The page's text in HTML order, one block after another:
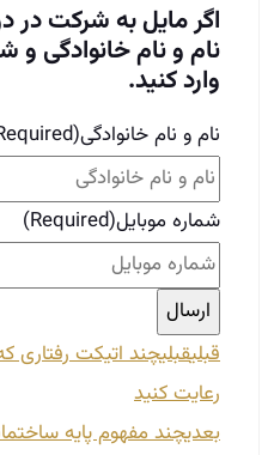
اگر مایل به شرکت در
نام و نام خانوادگی و
وارد کنید.
نام و نام خانوادگی(Required)
شماره موبایل(Required)
قبلیقبلیچند اتیکت رفتاری
رعایت کنید
بعدیچند مفهوم پایه